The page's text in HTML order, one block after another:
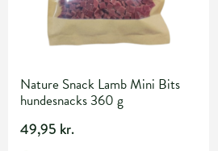
Nature Snack Lamb Mini Bits
hundesnacks 360 g
49,95 kr.